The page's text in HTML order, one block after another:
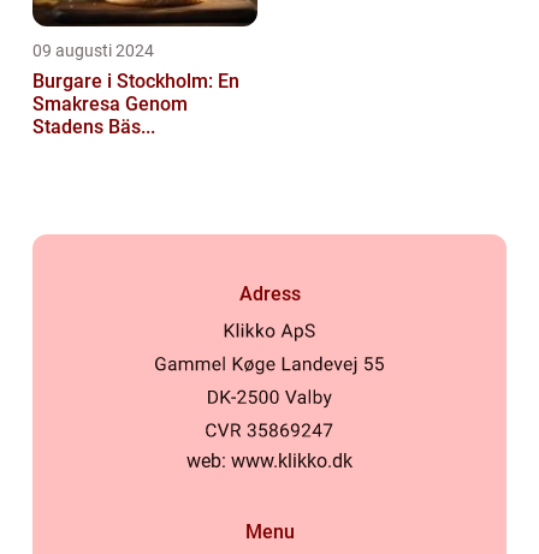
09 augusti 2024
Burgare i Stockholm: En
Smakresa Genom
Stadens Bäs...
Adress
web: www.klikko.dk
Menu